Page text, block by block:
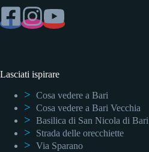
Lasciati ispirare
Cosa vedere a Bari
Cosa vedere a Bari Vecchia
Basilica di San Nicola di Bari
Strada delle orecchiette
Via Sparano